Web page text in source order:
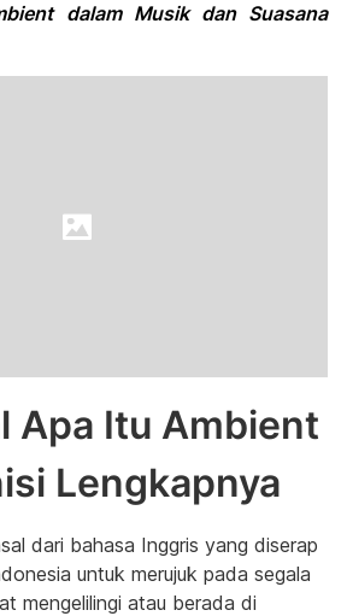
dalam Musik dan Suasana
Apa Itu Ambient
Lengkapnya
dari bahasa Inggris yang diserap
untuk merujuk pada segala
mengelilingi atau berada di